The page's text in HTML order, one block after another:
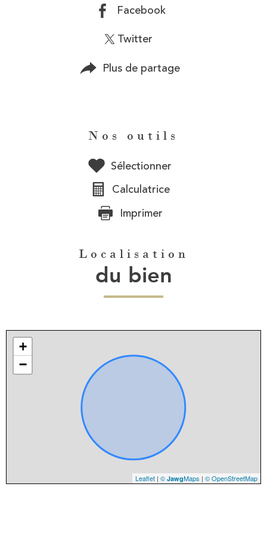
Facebook
Twitter
Plus de partage
Nos outils
Sélectionner
Calculatrice
Imprimer
Localisation
du bien
+
−
Leaflet | © JawgMaps | © OpenStreetMap